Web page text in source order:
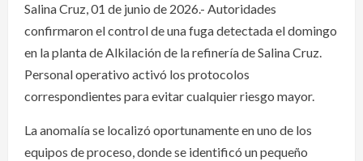
Salina Cruz, 01 de junio de 2026.- Autoridades
confirmaron el control de una fuga detectada el domingo
en la planta de Alkilación de la refinería de Salina Cruz.
Personal operativo activó los protocolos
correspondientes para evitar cualquier riesgo mayor.
La anomalía se localizó oportunamente en uno de los
equipos de proceso, donde se identificó un pequeño